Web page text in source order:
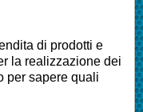
di prodotti e
la realizzazione dei
per sapere quali